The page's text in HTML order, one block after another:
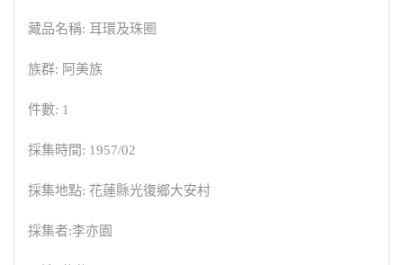
藏品名稱: 耳環及珠圈
族群: 阿美族
件數: 1
採集時間: 1957/02
採集地點: 花蓮縣光復鄉大安村
採集者:李亦園